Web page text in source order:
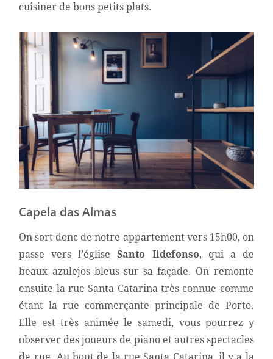
cuisiner de bons petits plats.
Capela das Almas
On sort donc de notre appartement vers 15h00, on
passe vers l’égliseSanto Ildefonso, qui a de
beaux azulejos bleus sur sa façade. On remonte
ensuite la rue Santa Catarina très connue comme
étant la rue commerçante principale de Porto.
Elle est très animée le samedi, vous pourrez y
observer des joueurs de piano et autres spectacles